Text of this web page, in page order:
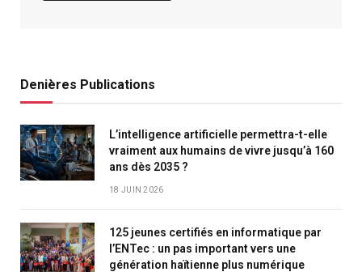
Denières Publications
L’intelligence artificielle permettra-t-elle
vraiment aux humains de vivre jusqu’à 160
ans dès 2035 ?
18 JUIN 2026
125 jeunes certifiés en informatique par
l’ENTec : un pas important vers une
génération haïtienne plus numérique